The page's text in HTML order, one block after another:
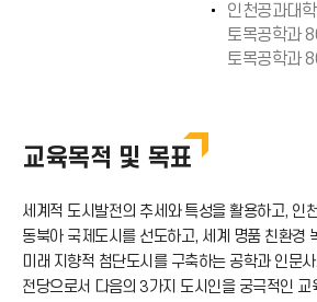
인천공과대
토목공학과
토목공학과
교육목적 및 목표
세계적 도시발전의 추세와 특성을 활용하고, 인
동북아 국제도시를 선도하고, 세계 명품 친환경
미래 지향적 첨단도시를 구축하는 공학과 인문
전당으로서 다음의 3가지 도시인을 궁극적인 교